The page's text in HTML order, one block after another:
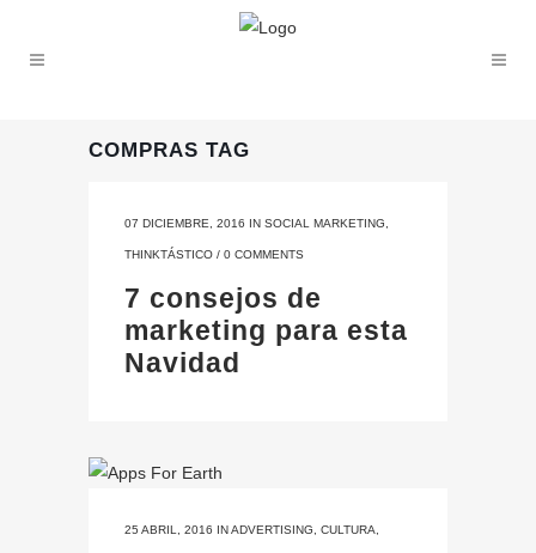
COMPRAS TAG
07 DICIEMBRE, 2016 IN SOCIAL MARKETING
THINKTÁSTICO / 0 COMMENTS
7 consejos de
marketing para esta
Navidad
25 ABRIL, 2016 INADVERTISING CULTURA